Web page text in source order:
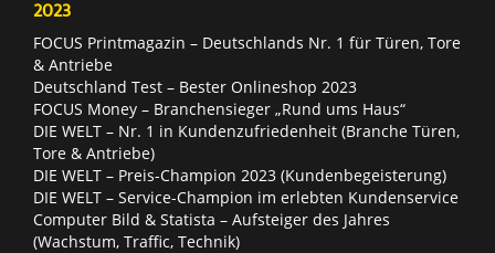
2023
FOCUS Printmagazin – Deutschlands Nr. 1 für Türen, Tore
& Antriebe
Deutschland Test – Bester Onlineshop 2023
FOCUS Money – Branchensieger „Rund ums Haus“
DIE WELT – Nr. 1 in Kundenzufriedenheit (Branche Türen,
Tore & Antriebe)
DIE WELT – Preis-Champion 2023 (Kundenbegeisterung)
DIE WELT – Service-Champion im erlebten Kundenservice
Computer Bild & Statista – Aufsteiger des Jahres
(Wachstum, Traffic, Technik)